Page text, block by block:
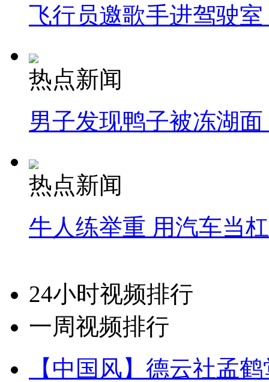
飞行员邀歌手进驾驶
热点新闻
男子发现鸭子被冻湖
热点新闻
牛人练举重 用汽车当
24小时视频排行
一周视频排行
【中国风】德云社孟